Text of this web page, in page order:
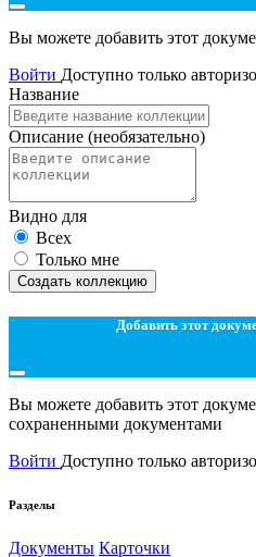
Вы можете добавить этот
Войти Доступно только
Название
Описание (необязательно)
Видно для
Всех
Только мне
Создать коллекцию
Добавить этот
Вы можете добавить этот
сохраненными документами
Войти Доступно только
Разделы
Документы Карточки